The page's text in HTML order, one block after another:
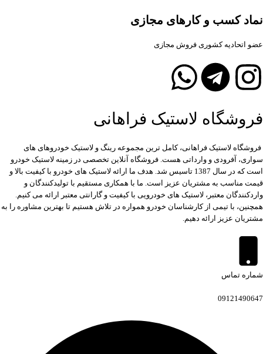
نماد کسب و کارهای مجازی
عضو اتحادیه کشوری فروش مجازی
فروشگاه لاستیک فراهانی
فروشگاه لاستیک فراهانی، کامل ترین مجموعه رینگ و لاستیک خودروهای های
سواری، آفرودی و وارداتی هست. فروشگاه آنلاین تخصصی در زمینه لاستیک خودرو
است که در سال 1387 تاسیس شد. هدف ما ارائه لاستیک های خودرو با کیفیت بالا و
قیمت مناسب به مشتریان عزیز است. ما با همکاری مستقیم با تولیدکنندگان و
واردکنندگان معتبر، لاستیک های خودرویی با کیفیت و گارانتی معتبر ارائه می کنیم.
همچنین، با تیمی از کارشناسان خودرو همواره در تلاش هستیم تا بهترین مشاوره را به
مشتریان عزیز ارائه دهیم.
شماره تماس
09121490647